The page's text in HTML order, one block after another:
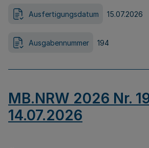
Ausfertigungsdatum 15.07.2026
Ausgabennummer 194
MB.NRW 2026 Nr.
14.07.2026